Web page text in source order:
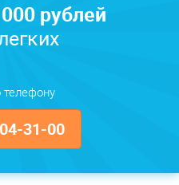
рублей
31-00